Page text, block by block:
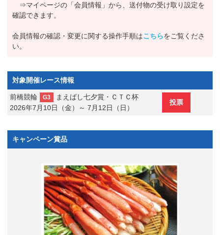
⇒マイページの「会員情報」から、送付物の受け取り設定を
確認できます。
会員情報の確認・変更に関する操作手順はこちらをご覧くださ
い。
対象開催レース情報
前橋競輪 G3
まえばし七夕賞・ＣＴＣ杯
2026年7月10日（金）～ 7月12日（日）
投票
キャンペーン賞品